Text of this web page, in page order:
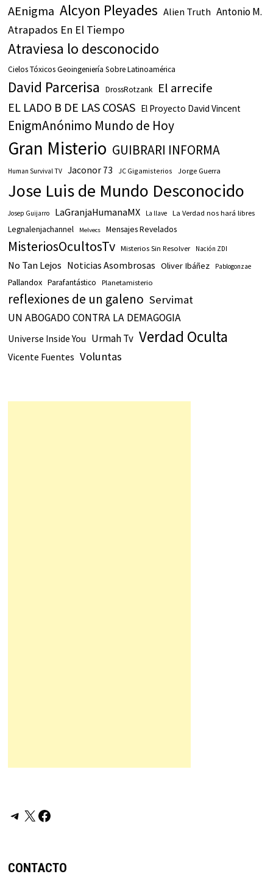
AEnigma Alcyon Pleyades Alien Truth Antonio M.
Atrapados En El Tiempo
Atraviesa lo desconocido
Cielos Tóxicos Geoingeniería Sobre Latinoamérica
David Parcerisa DrossRotzank El arrecife
EL LADO B DE LAS COSAS El Proyecto David Vincent
EnigmAnónimo Mundo de Hoy
Gran Misterio GUIBRARI INFORMA
Human Survival TV Jaconor 73 JC Gigamisterios Jorge Guerra
Jose Luis de Mundo Desconocido
Josep Guijarro LaGranjaHumanaMX La llave La Verdad nos hará libres
Legnalenjachannel Melvecs Mensajes Revelados
MisteriosOcultosTv Misterios Sin Resolver Nación ZDI
No Tan Lejos Noticias Asombrosas Oliver Ibáñez Pablogonzae
Pallandox Parafantástico Planetamisterio
reflexiones de un galeno Servimat
UN ABOGADO CONTRA LA DEMAGOGIA
Universe Inside You Urmah Tv Verdad Oculta
Vicente Fuentes Voluntas
Telegram
X Facebook
CONTACTO